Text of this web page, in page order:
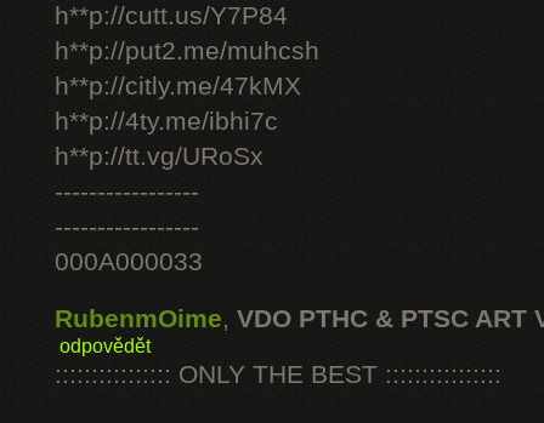
h**p://cutt.us/Y7P84
h**p://put2.me/muhcsh
h**p://citly.me/47kMX
h**p://4ty.me/ibhi7c
h**p://tt.vg/URoSx
-----------------
-----------------
000A000033
RubenmOime, VDO PTHC & PTSC ART
odpovědět
:::::::::::::::: ONLY THE BEST ::::::::::::::::